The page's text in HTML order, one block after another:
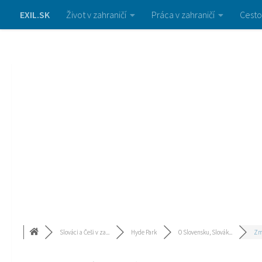
EXIL.SK Život v zahraničí Práca v zahraničí
Slováci a Češi v za... Hyde Park O Slovensku, Slovák...